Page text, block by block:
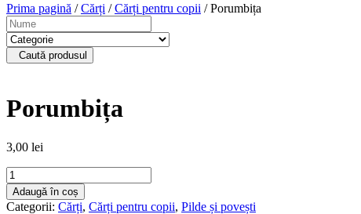
Prima pagină /Cărți /Cărți pentru copii / Porumbița
Caută produsul
Porumbița
3,00 lei
Cantitate
Porumbița
Adaugă în coș
Categorii: Cărți, Cărți pentru copii, Pilde și povești